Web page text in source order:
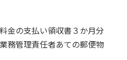
金の支払い領収書３か月分
務管理責任者あての郵便物